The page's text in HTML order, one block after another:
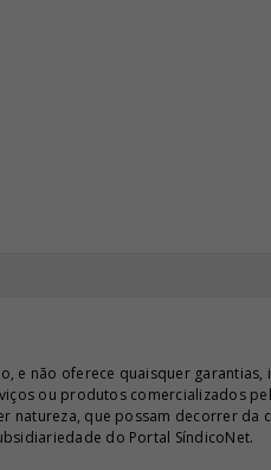
e não oferece quaisquer
ou produtos comercializados
natureza, que possam decorrer
do Portal SíndicoNet.